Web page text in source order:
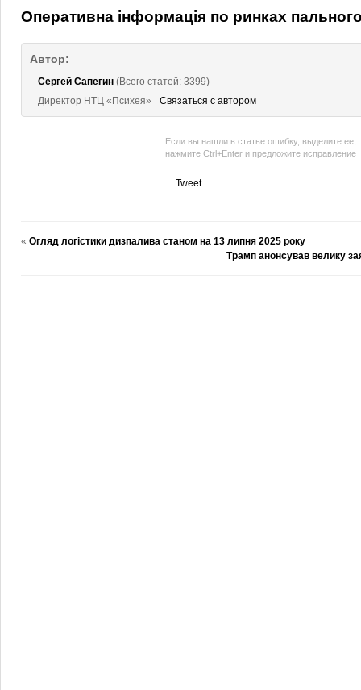
Оперативна інформація по ринках
Автор:
Сергей Сапегин (Всего статей: 3399)
Директор НТЦ «Психея»
Связаться с автором
Если вы нашли в статье ошибку, выделите ее,
нажмите Ctrl+Enter и предложите исправление
Tweet
« Огляд логістики дизпалива станом на 13 липня 2025 року
Трамп анонсував велику